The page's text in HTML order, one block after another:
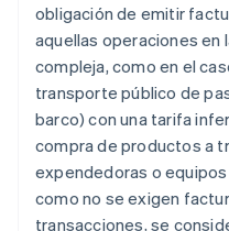
obligación de emitir
aquellas operaciones en
compleja, como en el
transporte público de
barco) con una tarifa
compra de productos a
expendedoras o
como no se exigen
transacciones, se